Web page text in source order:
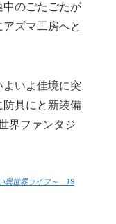
のごたごたが
ズマ工房へと
いよ佳境に突
防具にと新装備
界ファンタジ
異世界ライフ～ 19